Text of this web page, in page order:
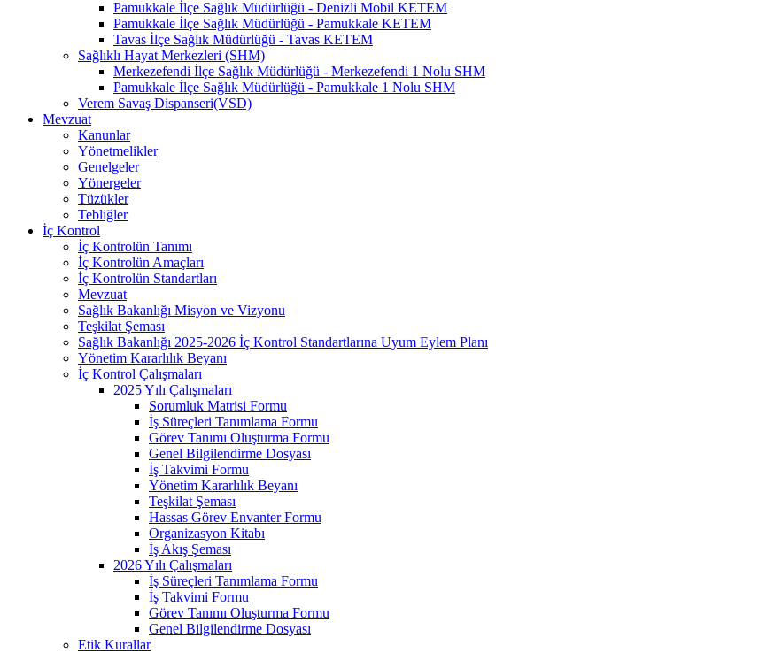
Pamukkale İlçe Sağlık Müdürlüğü - Denizli Mobil KETEM
Pamukkale İlçe Sağlık Müdürlüğü - Pamukkale KETEM
Tavas İlçe Sağlık Müdürlüğü - Tavas KETEM
Sağlıklı Hayat Merkezleri (SHM)
Merkezefendi İlçe Sağlık Müdürlüğü - Merkezefendi 1 Nolu SHM
Pamukkale İlçe Sağlık Müdürlüğü - Pamukkale 1 Nolu SHM
Verem Savaş Dispanseri(VSD)
Mevzuat
Kanunlar
Yönetmelikler
Genelgeler
Yönergeler
Tüzükler
Tebliğler
İç Kontrol
İç Kontrolün Tanımı
İç Kontrolün Amaçları
İç Kontrolün Standartları
Mevzuat
Sağlık Bakanlığı Misyon ve Vizyonu
Teşkilat Şeması
Sağlık Bakanlığı 2025-2026 İç Kontrol Standartlarına Uyum Eylem Planı
Yönetim Kararlılık Beyanı
İç Kontrol Çalışmaları
2025 Yılı Çalışmaları
Sorumluk Matrisi Formu
İş Süreçleri Tanımlama Formu
Görev Tanımı Oluşturma Formu
Genel Bilgilendirme Dosyası
İş Takvimi Formu
Yönetim Kararlılık Beyanı
Teşkilat Şeması
Hassas Görev Envanter Formu
Organizasyon Kitabı
İş Akış Şeması
2026 Yılı Çalışmaları
İş Süreçleri Tanımlama Formu
İş Takvimi Formu
Görev Tanımı Oluşturma Formu
Genel Bilgilendirme Dosyası
Etik Kurallar